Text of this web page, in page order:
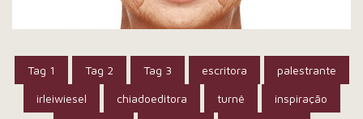
Tag 1 Tag 2 Tag 3 escritora palestrante
irleiwiesel chiadoeditora turnê inspiração